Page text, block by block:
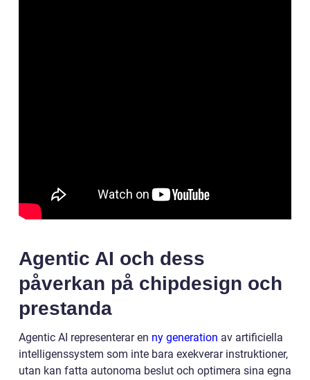
Agentic AI och dess
påverkan på chipdesign och
prestanda
Agentic AI representerar en ny generation av artificiella
intelligenssystem som inte bara exekverar instruktioner,
utan kan fatta autonoma beslut och optimera sina egna